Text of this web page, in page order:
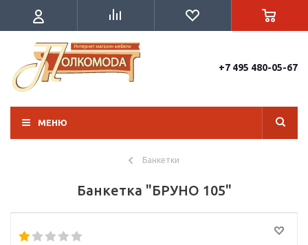
+7 495 480-05-67
МЕНЮ
Банкетки
Банкетка "БРУНО 105"